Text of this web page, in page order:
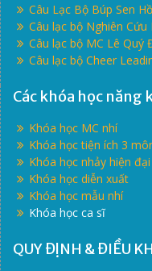
Câu Lạc Bộ Búp Sen
Câu lạc bộ Nghiên
Câu lạc bộ MC Lê Quý
Câu lạc bộ Cheer
Các khóa học năng
Khóa học MC nhí
Khóa học tiện ích 3
Khóa học nhảy hiện đại
Khóa học diễn xuất
Khóa học mẫu nhí
Khóa học ca sĩ
QUY ĐỊNH & ĐIỀU